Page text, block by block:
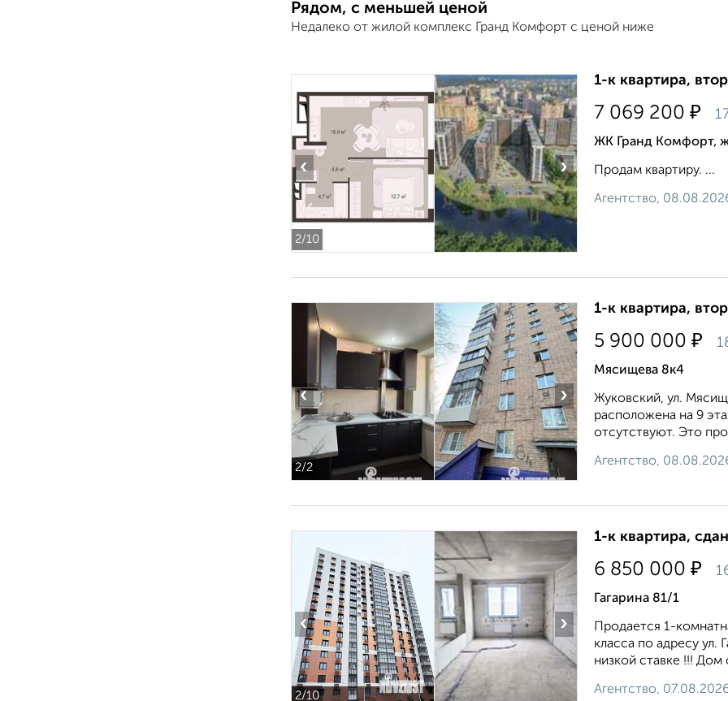
Рядом, с меньшей ценой
Недалеко от жилой комплекс Гранд Комфорт с ценой ниже
2/10
‹ ›
1-к квартира,
7 069 200 ₽
ЖК Гранд Комфорт,
Продам квартиру. ...
Агентство,
2/2
‹ ›
1-к квартира,
5 900 000 ₽
Мясищева 8к4
Жуковский, ул.
расположена на 9
отсутствуют. Это
Агентство,
2/10
‹ ›
1-к квартира,
6 850 000 ₽
Гагарина 81/1
Продается 1-
класса по адресу ул.
низкой ставке !!! Дом
Агентство,